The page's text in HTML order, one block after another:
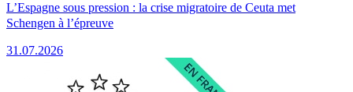
L’Espagne sous pression : la crise migratoire de Ceuta met
Schengen à l’épreuve
31.07.2026